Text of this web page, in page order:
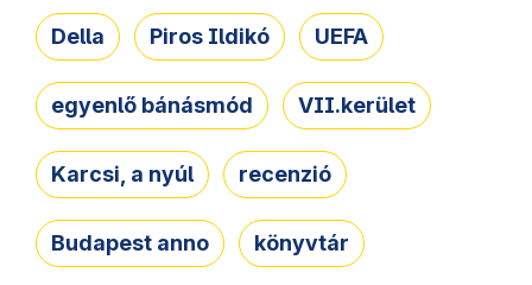
Della Piros Ildikó UEFA
egyenlő bánásmód VII.kerület
Karcsi, a nyúl recenzió
Budapest anno könyvtár